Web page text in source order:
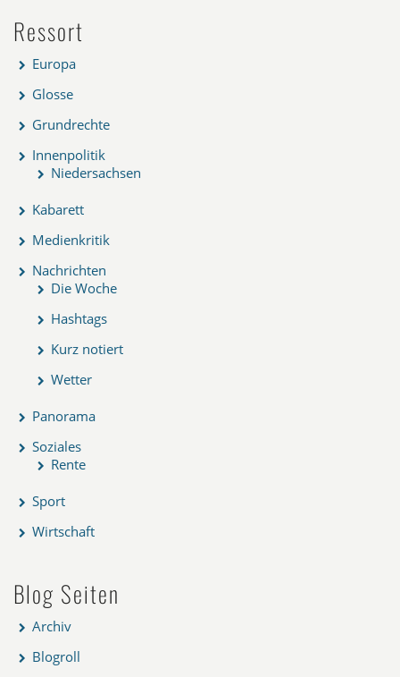
Ressort
Europa
Glosse
Grundrechte
Innenpolitik
Niedersachsen
Kabarett
Medienkritik
Nachrichten
Die Woche
Hashtags
Kurz notiert
Wetter
Panorama
Soziales
Rente
Sport
Wirtschaft
Blog Seiten
Archiv
Blogroll